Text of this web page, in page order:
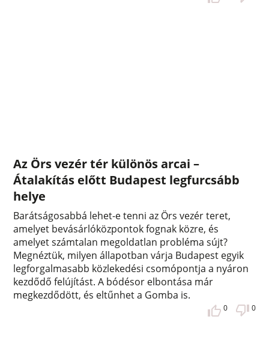
Az Örs vezér tér különös arcai –
Átalakítás előtt Budapest legfurcsább
helye
Barátságosabbá lehet-e tenni az Örs vezér teret,
amelyet bevásárlóközpontok fognak közre, és
amelyet számtalan megoldatlan probléma sújt?
Megnéztük, milyen állapotban várja Budapest egyik
legforgalmasabb közlekedési csomópontja a nyáron
kezdődő felújítást. A bódésor elbontása már
megkezdődött, és eltűnhet a Gomba is.
0 0